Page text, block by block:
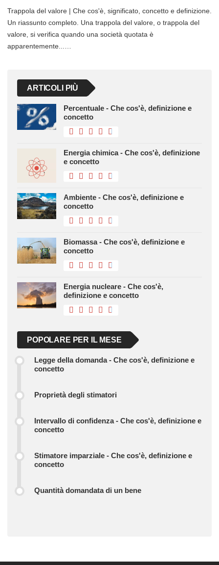
Trappola del valore | Che cos'è, significato, concetto e definizione.
Un riassunto completo. Una trappola del valore, o trappola del
valore, si verifica quando una società quotata è
apparentemente...…
ARTICOLI PIÙ
Percentuale - Che cos'è, definizione e
concetto
Energia chimica - Che cos'è, definizione
e concetto
Ambiente - Che cos'è, definizione e
concetto
Biomassa - Che cos'è, definizione e
concetto
Energia nucleare - Che cos'è,
definizione e concetto
POPOLARE PER IL MESE
Legge della domanda - Che cos'è, definizione e
concetto
Proprietà degli stimatori
Intervallo di confidenza - Che cos'è, definizione e
concetto
Stimatore imparziale - Che cos'è, definizione e
concetto
Quantità domandata di un bene